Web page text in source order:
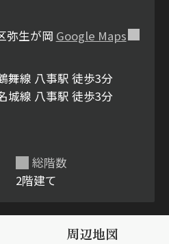
ギャラリー
弥生が岡 Google Maps
舞線 八事駅 徒歩3分
城線 八事駅 徒歩3分
総階数
2階建て
周辺地図